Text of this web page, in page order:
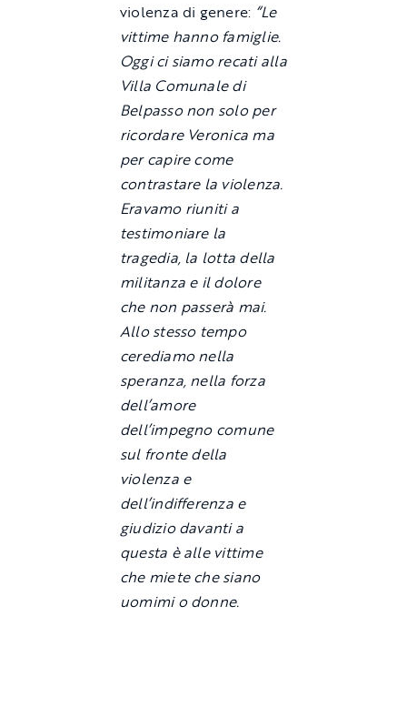
violenza di genere: “Le
vittime hanno famiglie.
Oggi ci siamo recati alla
Villa Comunale di
Belpasso non solo per
ricordare Veronica ma
per capire come
contrastare la violenza.
Eravamo riuniti a
testimoniare la
tragedia, la lotta della
militanza e il dolore
che non passerà mai.
Allo stesso tempo
cerediamo nella
speranza, nella forza
dell’amore
dell’impegno comune
sul fronte della
violenza e
dell’indifferenza e
giudizio davanti a
questa è alle vittime
che miete che siano
uomimi o donne.